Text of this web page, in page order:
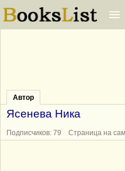
Автор
Ясенева Ника
Подписчиков: 79 Страница на